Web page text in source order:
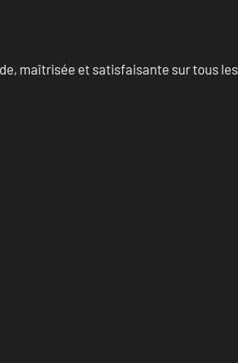
maîtrisée et satisfaisante sur tous